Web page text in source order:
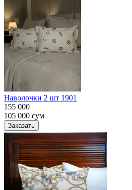
Наволочки 2 шт 1901
155 000
105 000 сум
Заказать